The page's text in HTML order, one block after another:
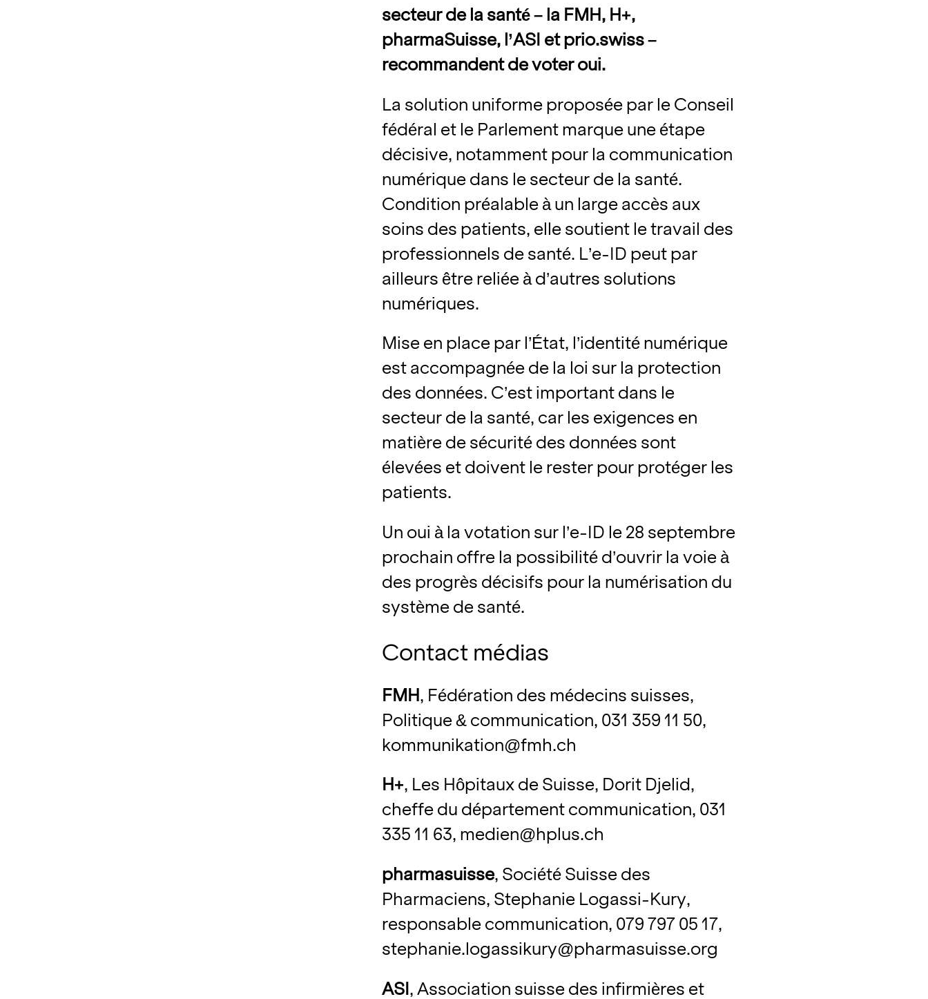
secteur de la santé – la FMH, H+,
pharmaSuisse, l’ASI et prio.swiss –
recommandent de voter oui.
La solution uniforme proposée par le Conseil
fédéral et le Parlement marque une étape
décisive, notamment pour la communication
numérique dans le secteur de la santé.
Condition préalable à un large accès aux
soins des patients, elle soutient le travail des
professionnels de santé. L’e-ID peut par
ailleurs être reliée à d’autres solutions
numériques.
Mise en place par l’État, l’identité numérique
est accompagnée de la loi sur la protection
des données. C’est important dans le
secteur de la santé, car les exigences en
matière de sécurité des données sont
élevées et doivent le rester pour protéger les
patients.
Un oui à la votation sur l’e-ID le 28 septembre
prochain offre la possibilité d’ouvrir la voie à
des progrès décisifs pour la numérisation du
système de santé.
Contact médias
FMH, Fédération des médecins suisses,
Politique & communication, 031 359 11 50,
kommunikation@fmh.ch
H+, Les Hôpitaux de Suisse, Dorit Djelid,
cheffe du département communication, 031
335 11 63, medien@hplus.ch
pharmasuisse, Société Suisse des
Pharmaciens, Stephanie Logassi-Kury,
responsable communication, 079 797 05 17,
stephanie.logassikury@pharmasuisse.org
ASI, Association suisse des infirmières et